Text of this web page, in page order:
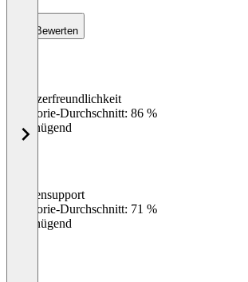
Bewerten
Benutzerfreundlichkeit
Kategorie-Durchschnitt: 86 %
Ungenügend
Kundensupport
Kategorie-Durchschnitt: 71 %
Ungenügend